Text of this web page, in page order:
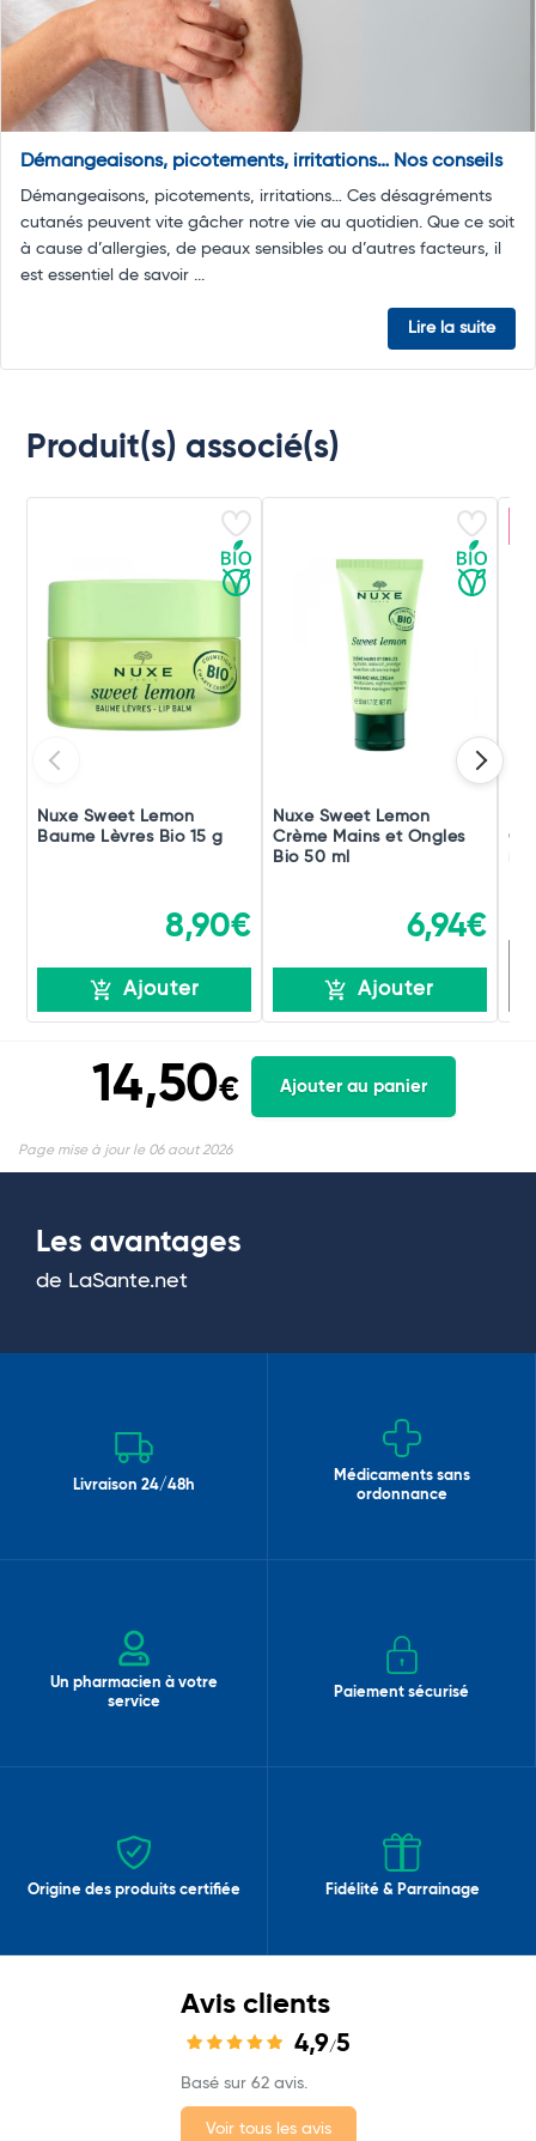
Démangeaisons, picotements, irritations… Nos conseils
Démangeaisons, picotements, irritations… Ces désagréments
cutanés peuvent vite gâcher notre vie au quotidien. Que ce soit
à cause d’allergies, de peaux sensibles ou d’autres facteurs, il
est essentiel de savoir ...
Lire la suite
Produit(s) associé(s)
Nuxe Sweet Lemon
Baume Lèvres Bio 15 g
8,90€
Ajouter
Nuxe Sweet Lemon
Crème Mains et Ongles
Bio 50 ml
6,94€
Ajouter
14,50€ Ajouter au panier
Page mise à jour le 06 aout 2026
Les avantages
de LaSante.net
Livraison 24/48h
Médicaments sans
ordonnance
Un pharmacien à votre
service
Paiement sécurisé
Origine des produits certifiée Fidélité & Parrainage
Avis clients
4,9/5
Basé sur 62 avis.
Voir tous les avis